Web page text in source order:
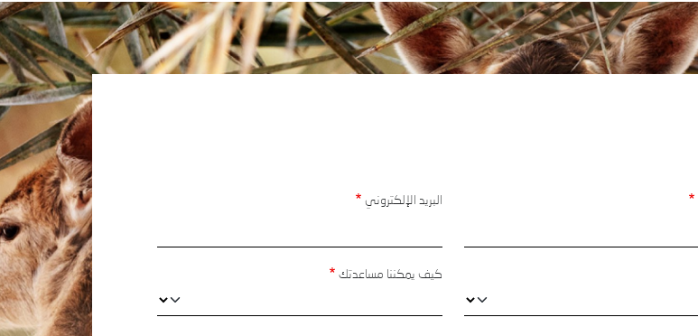
البريد الإلكتروني
كيف يمكننا مساعدتك